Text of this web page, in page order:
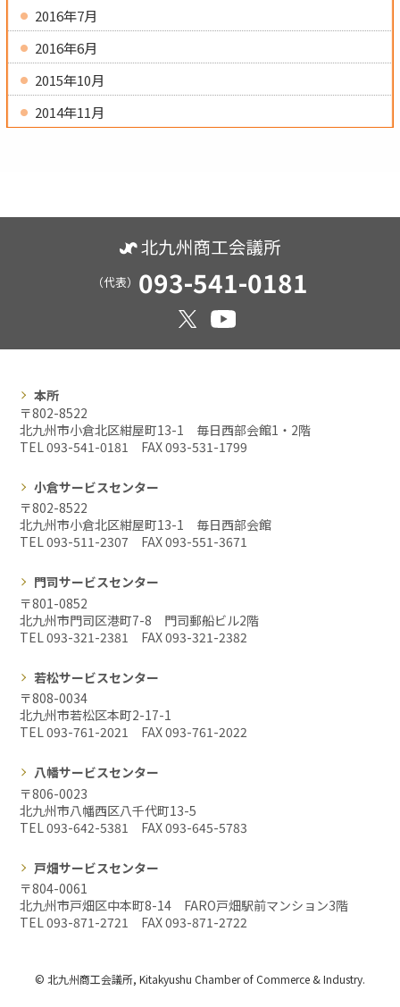
2016年7月
2016年6月
2015年10月
2014年11月
（代表） 093-541-0181
本所
〒802-8522
北九州市小倉北区紺屋町13-1 毎日西部会館1・2階
TEL 093-541-0181 FAX093-531-1799
小倉サービスセンター
〒802-8522
北九州市小倉北区紺屋町13-1 毎日西部会館
TEL 093-511-2307 FAX093-551-3671
門司サービスセンター
〒801-0852
北九州市門司区港町7-8 門司郵船ビル2階
TEL 093-321-2381 FAX093-321-2382
若松サービスセンター
〒808-0034
北九州市若松区本町2-17-1
TEL 093-761-2021 FAX093-761-2022
八幡サービスセンター
〒806-0023
北九州市八幡西区八千代町13-5
TEL 093-642-5381 FAX093-645-5783
戸畑サービスセンター
〒804-0061
北九州市戸畑区中本町8-14 FARO戸畑駅前マンション3階
TEL 093-871-2721 FAX093-871-2722
© 北九州商工会議所, Kitakyushu Chamber of Commerce & Industry.